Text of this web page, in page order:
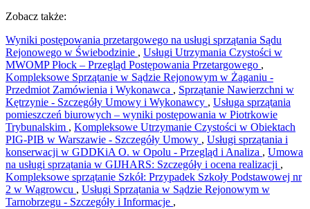
Zobacz także:
Wyniki postępowania przetargowego na usługi sprzątania Sądu
Rejonowego w Świebodzinie , Usługi Utrzymania Czystości w
MWOMP Płock – Przegląd Postępowania Przetargowego ,
Kompleksowe Sprzątanie w Sądzie Rejonowym w Żaganiu -
Przedmiot Zamówienia i Wykonawca , Sprzątanie Nawierzchni w
Kętrzynie - Szczegóły Umowy i Wykonawcy , Usługa sprzątania
pomieszczeń biurowych – wyniki postępowania w Piotrkowie
Trybunalskim , Kompleksowe Utrzymanie Czystości w Obiektach
PIG-PIB w Warszawie - Szczegóły Umowy , Usługi sprzątania i
konserwacji w GDDKiA O. w Opolu - Przegląd i Analiza , Umowa
na usługi sprzątania w GIJHARS: Szczegóły i ocena realizacji ,
Kompleksowe sprzątanie Szkół: Przypadek Szkoły Podstawowej nr
2 w Wągrowcu , Usługi Sprzątania w Sądzie Rejonowym w
Tarnobrzegu - Szczegóły i Informacje ,